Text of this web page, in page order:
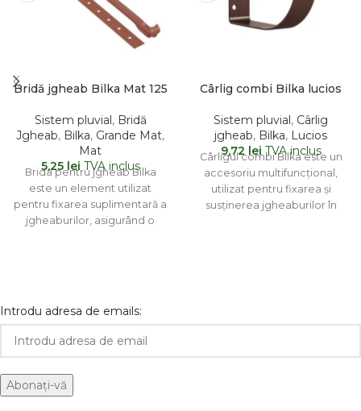
Bridă jgheab Bilka Mat 125
Sistem pluvial, Bridă
Jgheab, Bilka, Grande Mat,
Mat
5,25 lei TVA inclus
Brida pentru jgheab Bilka
este un element utilizat
pentru fixarea suplimentară a
jgheaburilor, asigurând o
Cârlig combi Bilka lucios
Sistem pluvial, Cârlig
jgheab, Bilka, Lucios
9,72 lei TVA inclus
Cârligul combi Bilka este un
accesoriu multifuncțional,
utilizat pentru fixarea și
susținerea jgheaburilor în
Introdu adresa de emails: